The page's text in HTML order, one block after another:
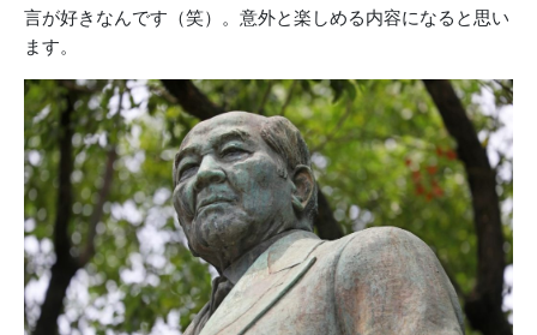
言が好きなんです（笑）。意外と楽しめる内容になると思い
ます。